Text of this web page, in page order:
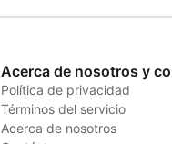
Acerca de nosotros y
Política de privacidad
Términos del servicio
Acerca de nosotros